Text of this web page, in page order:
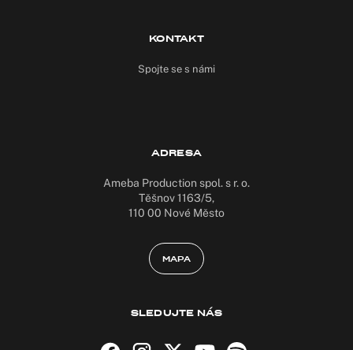
KONTAKT
Spojte se s námi
ADRESA
Ameba Production spol. s r. o.
Těšnov 1163/5,
110 00 Nové Město
MAPA
SLEDUJTE NÁS